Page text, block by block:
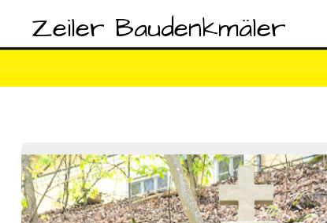
Zeiler Baudenkmäler